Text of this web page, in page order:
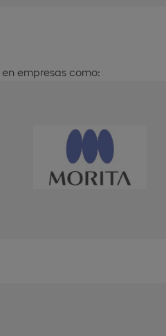
empresas como: